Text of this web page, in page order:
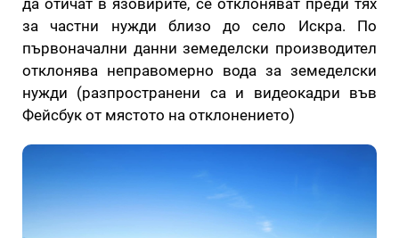
да отичат в язовирите, се отклоняват преди тях
за частни нужди близо до село Искра. По
първоначални данни земеделски производител
отклонява неправомерно вода за земеделски
нужди (разпространени са и видеокадри във
Фейсбук от мястото на отклонението)